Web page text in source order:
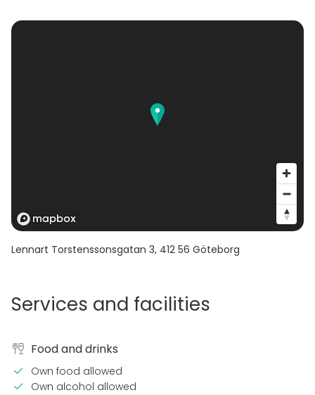
Lennart Torstenssonsgatan 3, 412 56 Göteborg
Services and facilities
Food and drinks
Own food allowed
Own alcohol allowed